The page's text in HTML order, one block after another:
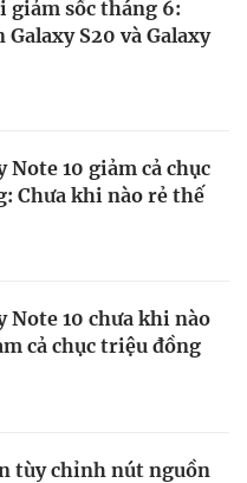
giảm sốc tháng 6:
Galaxy S20 và Galaxy
Note 10 giảm cả chục
Chưa khi nào rẻ thế
Note 10 chưa khi nào
cả chục triệu đồng
tùy chỉnh nút nguồn